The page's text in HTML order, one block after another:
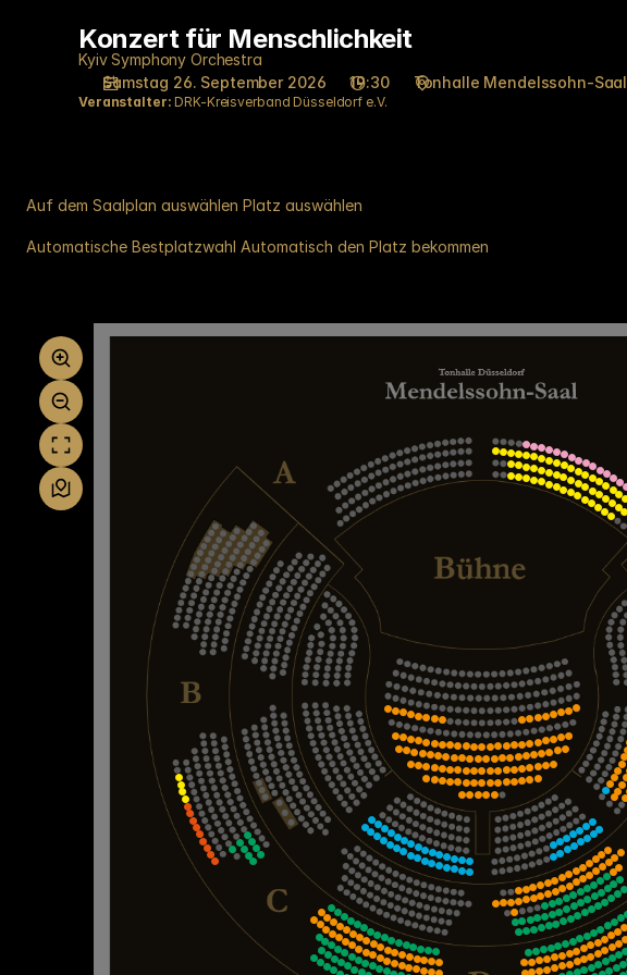
19:30
Konzert
Tonhalle
Düsseldorf
gGmbH
Konzert
für
Menschlichkeit
Konzert für Menschlichkeit
Kyiv Symphony Orchestra
Samstag 26. September 2026
19:30 Tonhalle Mendelssohn-Saal
Veranstalter: DRK-Kreisverband Düsseldorf e.V.
Auf dem Saalplan auswählen Platz auswählen
Automatische Bestplatzwahl Automatisch den Platz bekommen
auswählen